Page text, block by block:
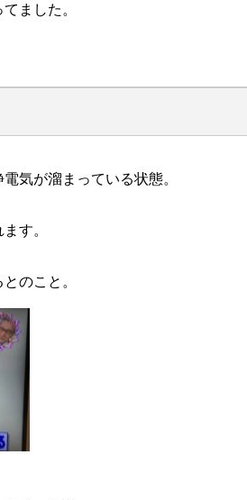
ました。
気が溜まっている状態。
す。
のこと。